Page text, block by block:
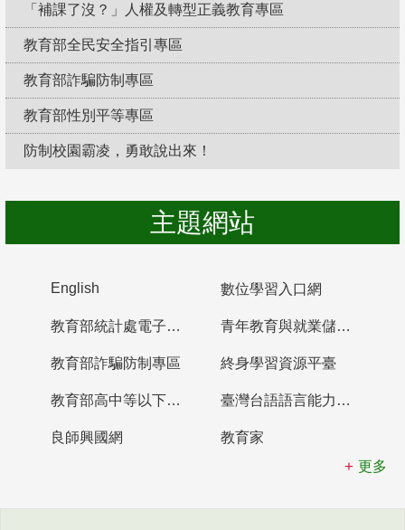
「補課了沒？」人權及轉型正義教育專區
教育部全民安全指引專區
教育部詐騙防制專區
教育部性別平等專區
防制校園霸凌，勇敢說出來！
主題網站
English 數位學習入口網
教育部統計處電子書櫃 青年教育與就業儲蓄帳戶
教育部詐騙防制專區 終身學習資源平臺
教育部高中等以下學校及幼兒園教師資格檢定考試 臺灣台語語言能力認證網站
良師興國網
教育家
更多